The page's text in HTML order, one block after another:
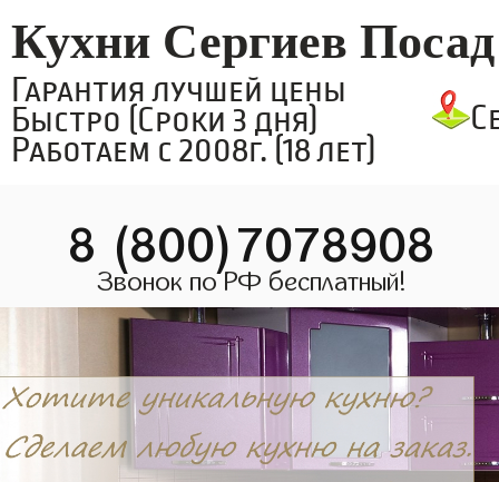
Кухни Сергиев Посад
Гарантия лучшей цены
Быстро (Сроки 3 дня)
Работаем с 2008г. (18 лет)
8 (800)7078908
Звонок по РФ бесплатный!